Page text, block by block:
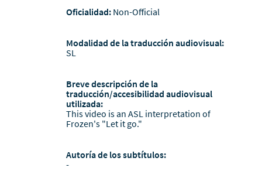
Oficialidad:Non-Official
Modalidad de la traducción audiovisual:
SL
Breve descripción de la
traducción/accesibilidad audiovisual
utilizada:
This video is an ASL interpretation of
Frozen's "Let it go."
Autoría de los subtítulos:
-